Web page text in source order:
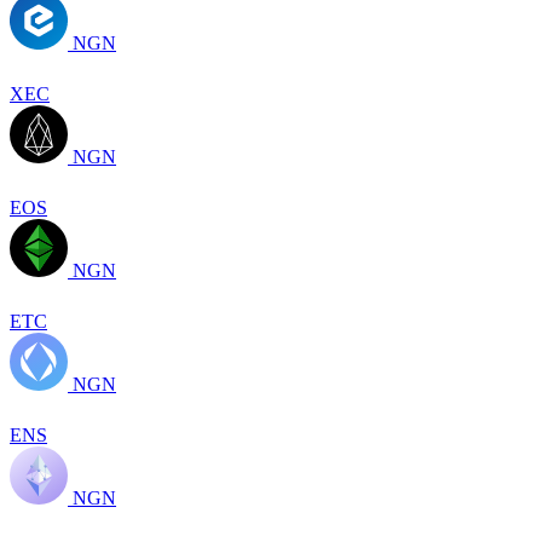
NGN
XEC
NGN
EOS
NGN
ETC
NGN
ENS
NGN